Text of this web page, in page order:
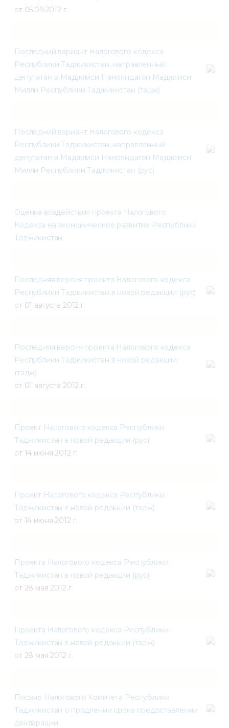
от 05.09.2012 г.
Последний вариант Налогового кодекса
Республики Таджикистан, направленный
депутатам в Маджлиси Намояндагон Маджлиси
Милли Республики Таджикистан (тадж)
Последний вариант Налогового кодекса
Республики Таджикистан, направленный
депутатам в Маджлиси Намояндагон Маджлиси
Милли Республики Таджикистан (рус)
Оценка воздействия проекта Налогового
Кодекса на экономическое развитие Республики
Таджикистан
Последняя версия проекта Налогового кодекса
Республики Таджикистан в новой редакции (рус)
от 01 августа 2012 г.
Последняя версия проекта Налогового кодекса
Республики Таджикистан в новой редакции
(тадж)
от 01 августа 2012 г.
Проект Налогового кодекса Республики
Таджикистан в новой редакции (рус)
от 14 июня 2012 г.
Проект Налогового кодекса Республики
Таджикистан в новой редакции (тадж)
от 14 июня 2012 г.
Проекта Налогового кодекса Республики
Таджикистан в новой редакции (рус)
от 28 мая 2012 г.
Проекта Налогового кодекса Республики
Таджикистан в новой редакции (тадж)
от 28 мая 2012 г.
Письмо Налогового Комитета Республики
Таджикистан о продлении срока предоставлении
декларации